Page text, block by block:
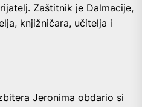
Zaštitnik je Dalmacije,
knjižničara, učitelja i
Jeronima obdario si